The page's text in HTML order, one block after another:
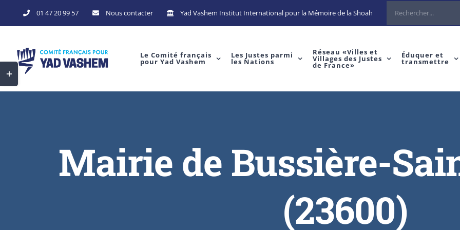
to
01 47 20 99 57 Nous contacter Yad Vashem Institut International pour la Mémoire de la Shoah Rechercher
Le Comité français
pour Yad Vashem
Les Justes parmi
les Nations
Réseau «Villes et
Villages des Justes
de France»
Éduquer et
transmettre
Mairie de Bussière-
(23600)
Toggle
Sliding